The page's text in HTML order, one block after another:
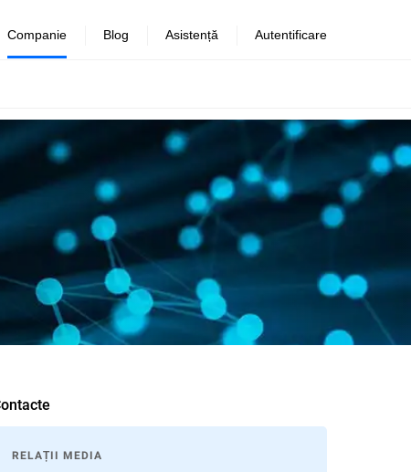
Companie Blog Asistență Autentificare
RELAȚII MEDIA